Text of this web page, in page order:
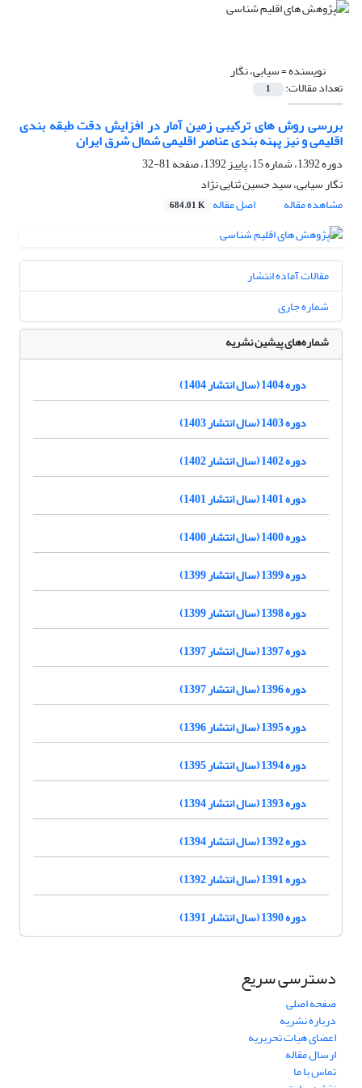
نویسنده =سیابی، نگار
تعداد مقالات: 1
بررسی روش های ترکیبی زمین آمار در افزایش دقت طبقه بندی
اقلیمی و نیز پهنه بندی عناصر اقلیمی شمال شرق ایران
دوره 1392، شماره 15، پاییز 1392، صفحه
81-32
نگار سیابی، سید حسین ثنایی نژاد
مشاهده مقاله
اصل مقاله 684.01 K
مقالات آماده انتشار
شماره جاری
شماره‌های پیشین نشریه
دوره 1404 (سال انتشار 1404)
دوره 1403 (سال انتشار 1403)
دوره 1402 (سال انتشار 1402)
دوره 1401 (سال انتشار 1401)
دوره 1400 (سال انتشار 1400)
دوره 1399 (سال انتشار 1399)
دوره 1398 (سال انتشار 1399)
دوره 1397 (سال انتشار 1397)
دوره 1396 (سال انتشار 1397)
دوره 1395 (سال انتشار 1396)
دوره 1394 (سال انتشار 1395)
دوره 1393 (سال انتشار 1394)
دوره 1392 (سال انتشار 1394)
دوره 1391 (سال انتشار 1392)
دوره 1390 (سال انتشار 1391)
دسترسی سریع
صفحه اصلی
درباره نشریه
اعضای هیات تحریریه
ارسال مقاله
تماس با ما